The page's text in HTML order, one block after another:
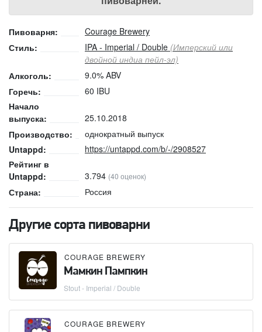
Пивоварня:
Courage Brewery
Стиль:
IPA - Imperial / Double (Имперский или
двойной индиа пейл-эл)
Алкоголь:
9.0% ABV
Горечь:
60 IBU
Начало
выпуска:
25.10.2018
Производство:
однократный выпуск
Untappd:
https://untappd.com/b/-/2908527
Рейтинг в
Untappd:
3.794 (40 оценок)
Страна: Россия
Другие сорта пивоварни
COURAGE BREWERY
Мамкин Пампкин
Stout - Imperial / Double
COURAGE BREWERY